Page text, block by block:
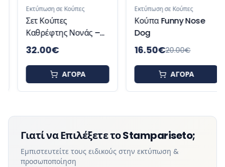
Εκτύπωση σε Κούπες
Σετ Κούπες
Καθρέφτης Νονάς –
Νονός με
Χιουμοριστική
Εκτύπωση Δώρο για
Βάπτιση
32.00€
ΑΓΟΡΑ
Εκτύπωση σε Κούπες
Κούπα Funny Nose
Dog
16.50€20.00€
ΑΓΟΡΑ
Γιατί να Επιλέξετε το Stampariseto;
Εμπιστευτείτε τους ειδικούς στην εκτύπωση &
προσωποποίηση